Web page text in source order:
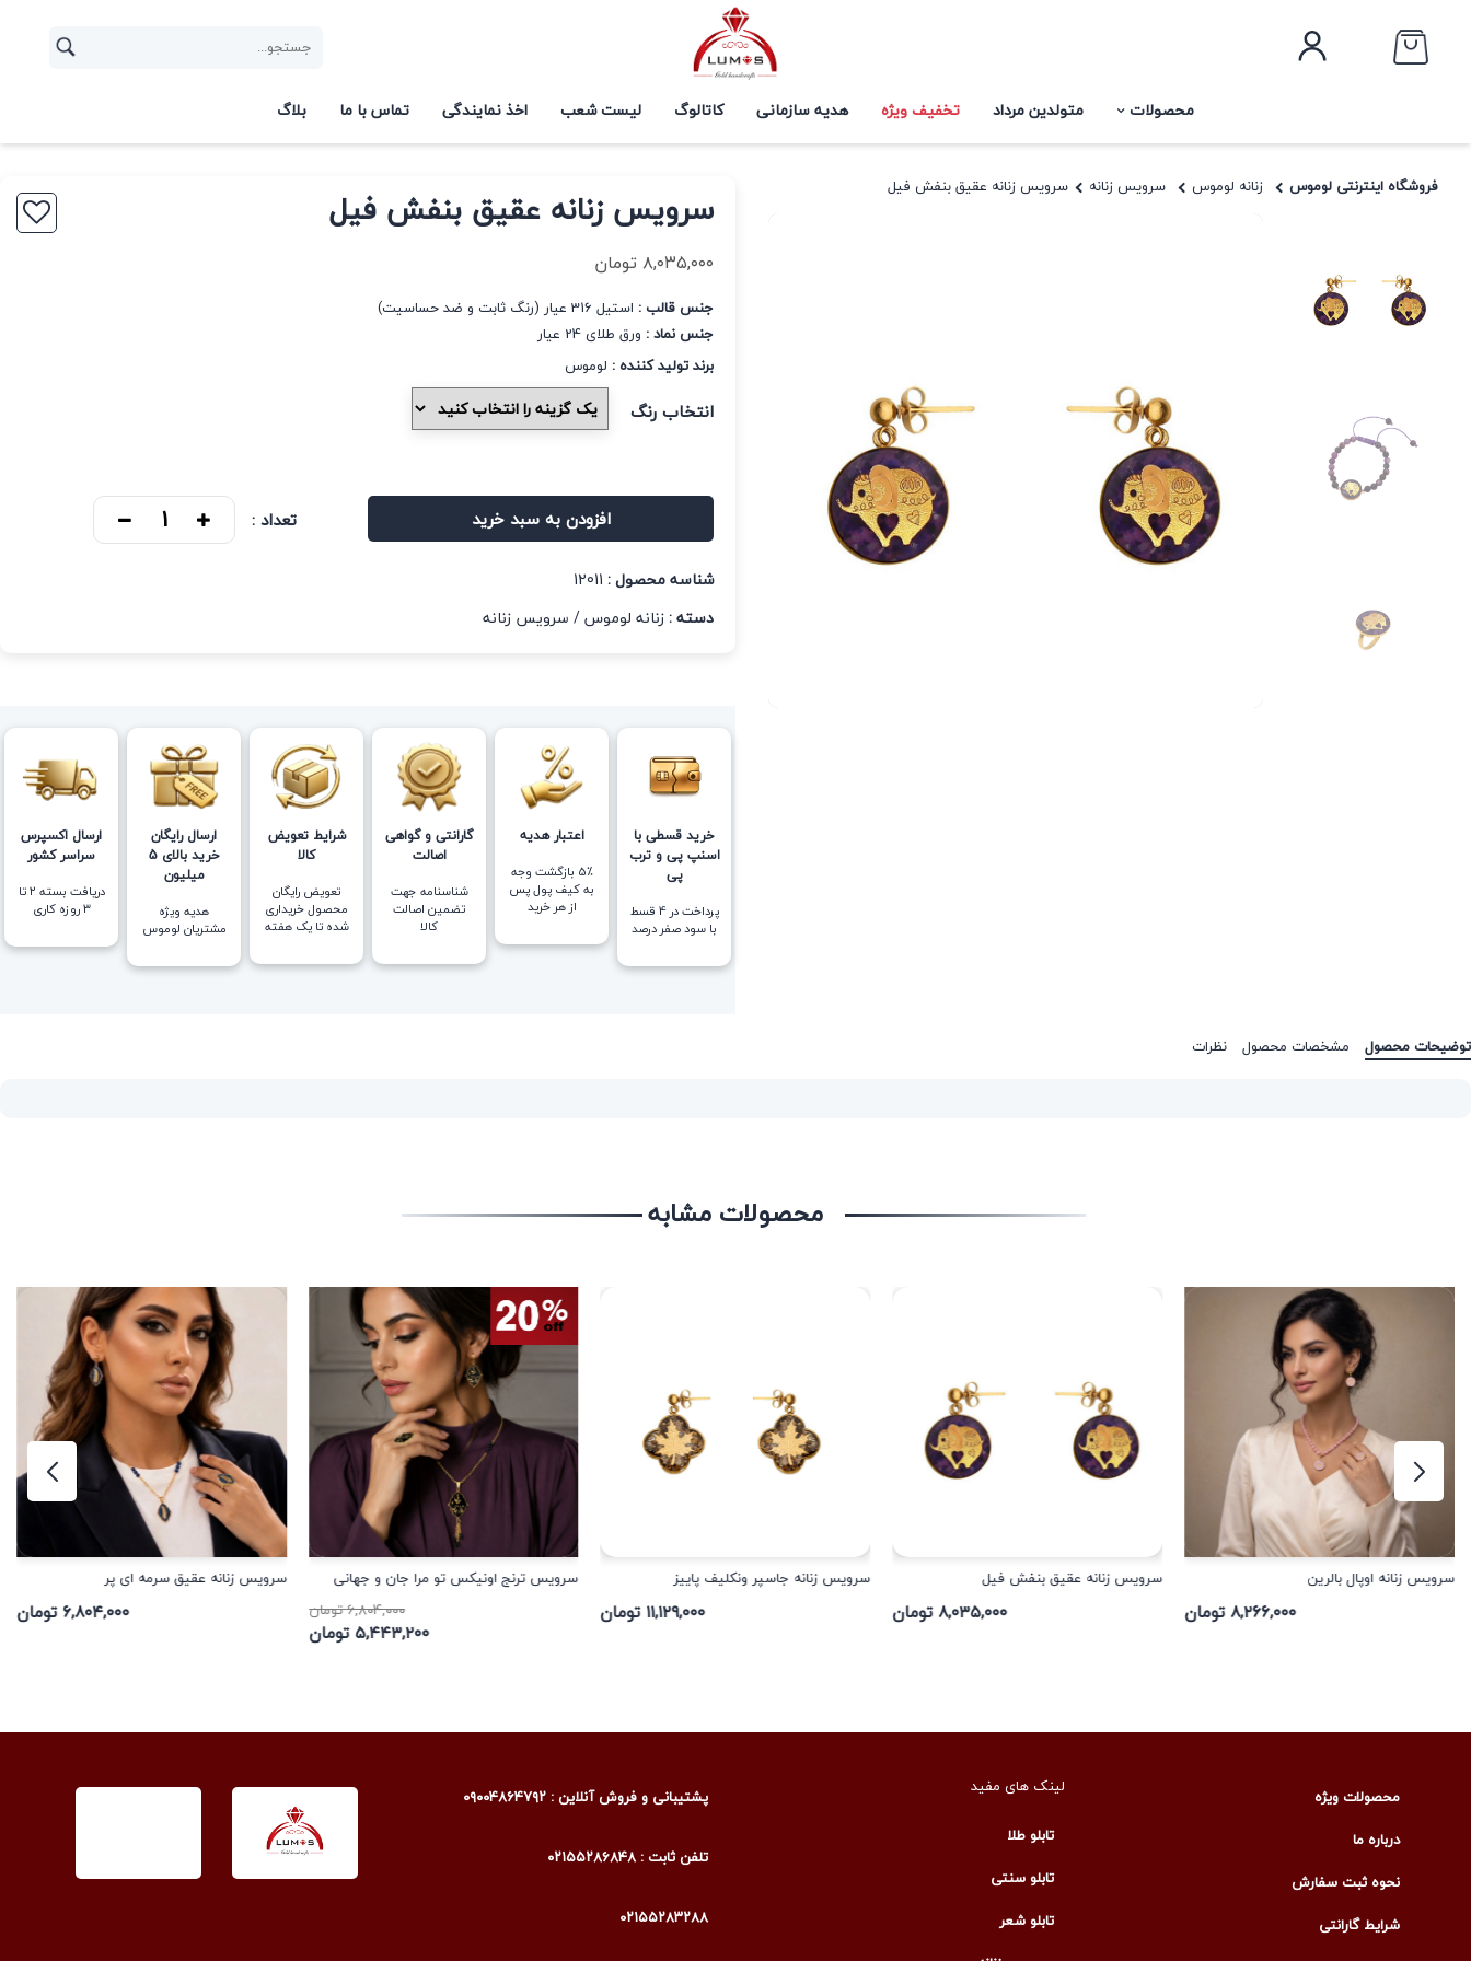
محصولات متولدین مرداد تخفیف ویژه هدیه سازمانی کاتالوگ لیست شعب اخذ نمایندگی تماس با ما بلاگ
فروشگاه اینترنتی لوموس زنانه لوموس سرویس زنانه سرویس زنانه عقیق بنفش فیل سرویس زنانه عقیق بنفش فیل
۸,۰۳۵,۰۰۰ تومان
جنس قالب : استیل 316 عیار (رنگ ثابت و ضد حساسیت)
جنس نماد : ورق طلای 24 عیار
برند تولید کننده : لوموس
انتخاب رنگ
افزودن به سبد خرید تعداد :
شناسه محصول : 12011
دسته :زنانه لوموس/ سرویس زنانه
خرید قسطی با
اسنپ پی و ترب
پی
پرداخت در 4 قسط
با سود صفر درصد
اعتبار هدیه
5٪ بازگشت وجه
به کیف پول پس
از هر خرید
گارانتی و گواهی
اصالت
شناسنامه جهت
تضمین اصالت
کالا
شرایط تعویض
کالا
تعویض رایگان
محصول خریداری
شده تا یک هفته
ارسال رایگان
خرید بالای 5
میلیون
هدیه ویژه
مشتریان لوموس
ارسال اکسپرس
سراسر کشور
دریافت بسته ۲ تا
۳ روزه کاری
توضیحات محصول مشخصات محصول نظرات
محصولات مشابه
سرویس زنانه اوپال بالرین
۸,۲۶۶,۰۰۰ تومان
سرویس زنانه عقیق بنفش فیل
۸,۰۳۵,۰۰۰ تومان
سرویس زنانه جاسپر ونکلیف پاییز
۱۱,۱۲۹,۰۰۰ تومان
سرویس ترنج اونیکس تو مرا جان و جهانی
۶,۸۰۴,۰۰۰ تومان
۵,۴۴۳,۲۰۰ تومان
سرویس زنانه عقیق سرمه ای پر
۶,۸۰۴,۰۰۰ تومان
محصولات ویژه
درباره ما
نحوه ثبت سفارش
شرایط گارانتی
لینک های مفید
تابلو طلا
تابلو سنتی
تابلو شعر
پشتیبانی و فروش آنلاین : ۰۹۰۰۴۸۶۴۷۹۲
تلفن ثابت : ۰۲۱۵۵۲۸۶۸۴۸
۰۲۱۵۵۲۸۳۲۸۸